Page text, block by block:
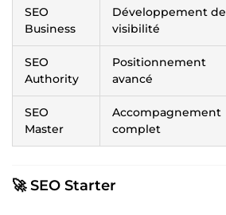
SEO
Business
Développement de
visibilité
SEO
Authority
Positionnement
avancé
SEO
Master
Accompagnement
complet
🚀 SEO Starter